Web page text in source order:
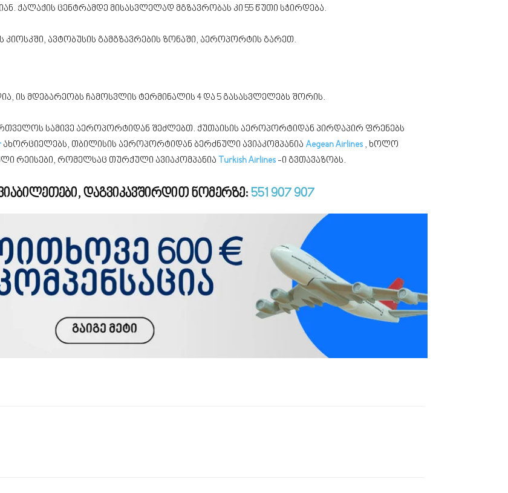
ქალაქის ცენტრამდე მისასვლელად მგზავრობას კი 55 წუთი სჭირდება.
ავტობუსის გამგზავრების ზონაში, აეროპორტის გარეთ.
ის მდებარეობს ჩამოსვლის ტერმინალის 4 და 5 გასასვლელებს შორის.
სამივე აეროპორტიდან შეძლებთ. ქუთაისის აეროპორტიდან პირდაპირ ფრენებს
ახორციელებს, თბილისის აეროპორტიდან ბერძნული ავიაკომპანია Aegean Airlines , ხოლო
რეისები, რომელსაც თურქული ავიაკომპანია Turkish Airlines -ი გვთავაზობს.
დაგვიკავშირდით ნომერზე: 551 907 907